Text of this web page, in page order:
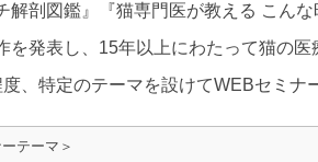
解剖図鑑』『猫専門医が教える こん
を発表し、15年以上にわたって猫の
、特定のテーマを設けてWEBセミナ
テーマ＞